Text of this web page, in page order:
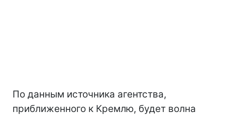
По данным источника агентства,
приближенного к Кремлю, будет волна